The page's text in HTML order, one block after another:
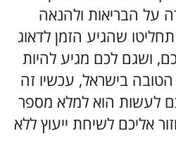
על הבריאות ולהנאה
שהגיע הזמן לדאוג
ושגם לכם מגיע להיות
בישראל, עכשיו זה
לעשות הוא למלא מספר
אליכם לשיחת ייעוץ ללא